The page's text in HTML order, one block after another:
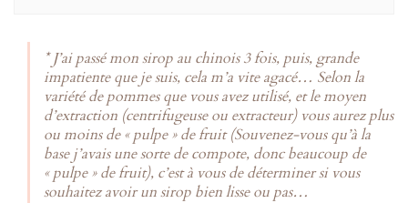
* J’ai passé mon sirop au chinois 3 fois, puis, grande
impatiente que je suis, cela m’a vite agacé… Selon la
variété de pommes que vous avez utilisé, et le moyen
d’extraction (centrifugeuse ou extracteur) vous aurez plus
ou moins de « pulpe » de fruit (Souvenez-vous qu’à la
base j’avais une sorte de compote, donc beaucoup de
« pulpe » de fruit), c’est à vous de déterminer si vous
souhaitez avoir un sirop bien lisse ou pas…